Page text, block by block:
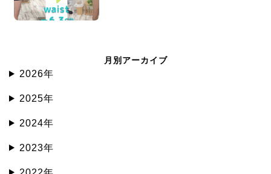
月別アーカイブ
2026年
2025年
2024年
2023年